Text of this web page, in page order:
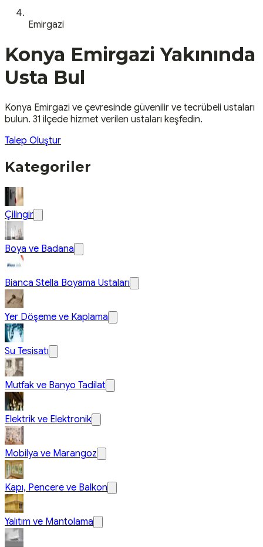
Emirgazi
Konya Emirgazi Yakınında
Usta Bul
Konya Emirgazi ve çevresinde güvenilir ve tecrübeli ustaları
bulun. 31 ilçede hizmet verilen ustaları keşfedin.
Talep Oluştur
Kategoriler
Çilingir
Boya ve Badana
Bianca Stella Boyama Ustaları
Yer Döşeme ve Kaplama
Su Tesisatı
Mutfak ve Banyo Tadilat
Elektrik ve Elektronik
Mobilya ve Marangoz
Kapı, Pencere ve Balkon
Yalıtım ve Mantolama